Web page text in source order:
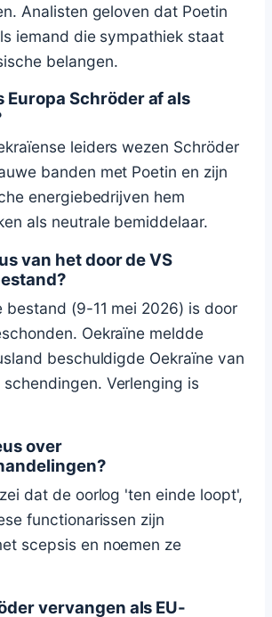
Analisten geloven dat Poetin
iemand die sympathiek staat
belangen.
Europa Schröder af als
leiders wezen Schröder
banden met Poetin en zijn
energiebedrijven hem
als neutrale bemiddelaar.
van het door de VS
bestand (9-11 mei 2026) is door
Oekraïne meldde
beschuldigde Oekraïne van
Verlenging is
over
dat de oorlog 'ten einde loopt',
functionarissen zijn
scepsis en noemen ze
vervangen als EU-